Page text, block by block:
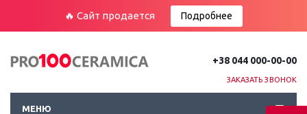
🔥 Сайт продается Подробнее
+38 044 000-00-00
ЗАКАЗАТЬ ЗВОНОК
МЕНЮ